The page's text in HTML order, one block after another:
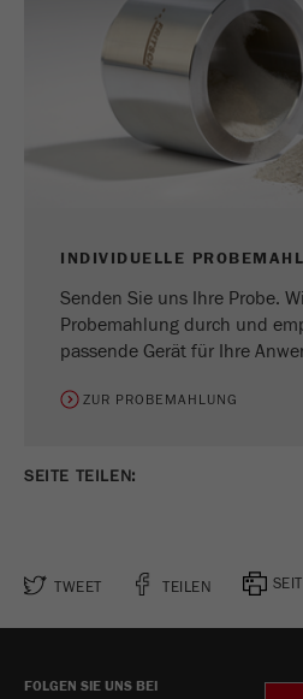
_ym_uid
Wird zur Identifizierung
verwendet.
INDIVIDUELLE
Senden Sie uns Ihre Probe.
Probemahlung durch und
passende Gerät für Ihre
ZUR PROBEMAHLUNG
SEITE TEILEN:
TWEET TEILEN
FOLGEN SIE UNS BEI